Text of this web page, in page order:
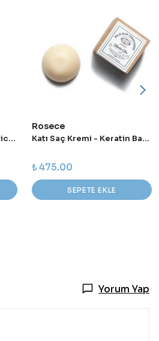
Saç Dibi Serumu - Besleyici ve Güçlendirici
Rosece
Katı Saç Kremi - Keratin Bar 70 G
₺ 475.00
SEPETE EKLE
Yorum Yap